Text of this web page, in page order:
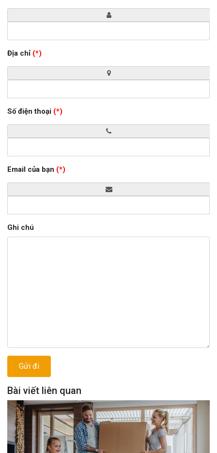
Địa chỉ (*)
Số điện thoại (*)
Email của bạn (*)
Ghi chú
Bài viết liên quan